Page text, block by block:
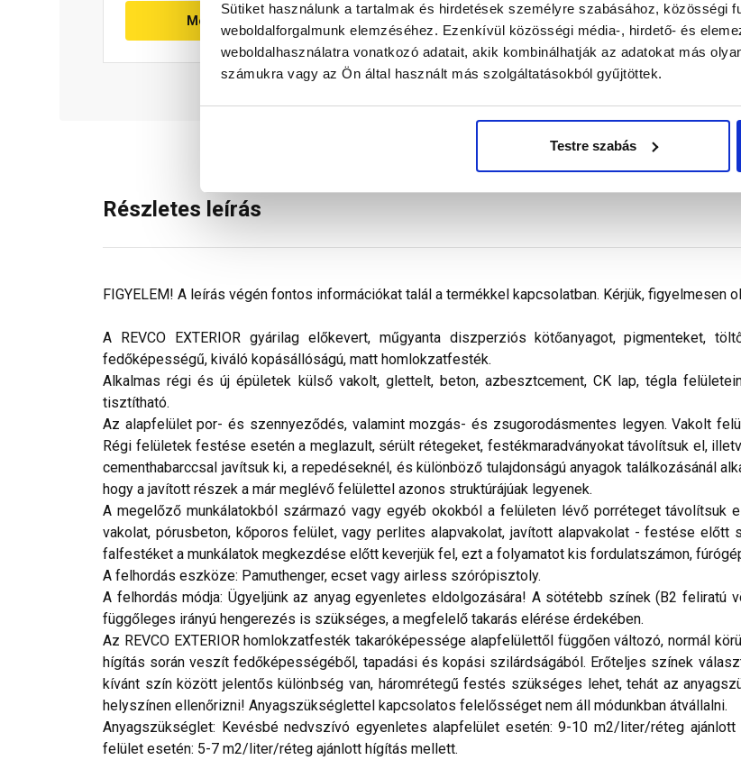
Sütiket használunk a tartalmak és hirdetések személyre szabásához, közösségi
weboldalforgalmunk elemzéséhez. Ezenkívül közösségi média-, hirdető- és
weboldalhasználatra vonatkozó adatait, akik kombinálhatják az adatokat más
számukra vagy az Ön által használt más szolgáltatásokból gyűjtöttek.
Testre szabás
Megnézem
Részletes leírás
FIGYELEM! A leírás végén fontos információkat talál a termékkel kapcsolatban. Kérjük, figyelmesen
A REVCO EXTERIOR gyárilag előkevert, műgyanta diszperziós kötőanyagot, pigmenteket,
fedőképességű, kiváló kopásállóságú, matt homlokzatfesték.
Alkalmas régi és új épületek külső vakolt, glettelt, beton, azbesztcement, CK lap, tégla
tisztítható.
Az alapfelület por- és szennyeződés, valamint mozgás- és zsugorodásmentes legyen. Vakolt
Régi felületek festése esetén a meglazult, sérült rétegeket, festékmaradványokat távolítsuk el,
cementhabarccsal javítsuk ki, a repedéseknél, és különböző tulajdonságú anyagok találkozásánál
hogy a javított részek a már meglévő felülettel azonos struktúrájúak legyenek.
A megelőző munkálatokból származó vagy egyéb okokból a felületen lévő porréteget távolítsuk
vakolat, pórusbeton, kőporos felület, vagy perlites alapvakolat, javított alapvakolat - festése előtt
falfestéket a munkálatok megkezdése előtt keverjük fel, ezt a folyamatot kis fordulatszámon,
A felhordás eszköze: Pamuthenger, ecset vagy airless szórópisztoly.
A felhordás módja: Ügyeljünk az anyag egyenletes eldolgozására! A sötétebb színek (B2
függőleges irányú hengerezés is szükséges, a megfelelő takarás elérése érdekében.
Az REVCO EXTERIOR homlokzatfesték takaróképessége alapfelülettől függően változó, normál
hígítás során veszít fedőképességéből, tapadási és kopási szilárdságából. Erőteljes színek
kívánt szín között jelentős különbség van, háromrétegű festés szükséges lehet, tehát az
helyszínen ellenőrizni! Anyagszükséglettel kapcsolatos felelősséget nem áll módunkban átvállalni.
Anyagszükséglet: Kevésbé nedvszívó egyenletes alapfelület esetén: 9-10 m2/liter/réteg
felület esetén: 5-7 m2/liter/réteg ajánlott hígítás mellett.